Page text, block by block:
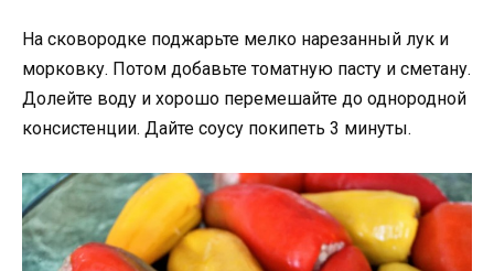
На сковородке поджарьте мелко нарезанный лук и
морковку. Потом добавьте томатную пасту и сметану.
Долейте воду и хорошо перемешайте до однородной
консистенции. Дайте соусу покипеть 3 минуты.